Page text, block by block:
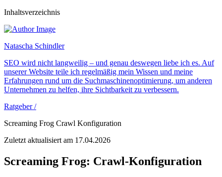
Inhaltsverzeichnis
Natascha Schindler
SEO wird nicht langweilig – und genau deswegen liebe ich es. Auf
unserer Website teile ich regelmäßig mein Wissen und meine
Erfahrungen rund um die Suchmaschinenoptimierung, um anderen
Unternehmen zu helfen, ihre Sichtbarkeit zu verbessern.
Ratgeber /
Screaming Frog Crawl Konfiguration
Zuletzt aktualisiert am 17.04.2026
Screaming Frog: Crawl-Konfiguration